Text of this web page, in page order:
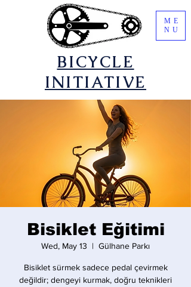
​BICYCLE
INITIATIVE
ME
NU
Bisiklet Eğitimi
Wed, May 13
  |
Gülhane Parkı
Bisiklet sürmek sadece pedal çevirmek
değildir; dengeyi kurmak, doğru teknikleri